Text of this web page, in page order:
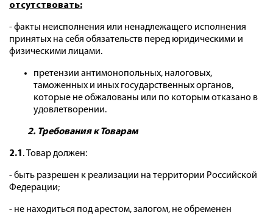
отсутствовать:
- факты неисполнения или ненадлежащего исполнения
принятых на себя обязательств перед юридическими и
физическими лицами.
претензии антимонопольных, налоговых,
таможенных и иных государственных органов,
которые не обжалованы или по которым отказано в
удовлетворении.
2. Требования к Товарам
2.1 . Товар должен:
- быть разрешен к реализации на территории Российской
Федерации;
- не находиться под арестом, залогом, не обременен